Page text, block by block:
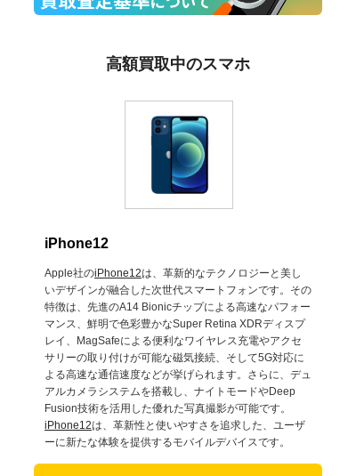
高額買取中のスマホ
iPhone12
Apple社のiPhone12は、革新的なテクノロジーと美し
いデザインが融合した次世代スマートフォンです。その
特徴は、先進のA14 Bionicチップによる高速なパフォー
マンス、鮮明で色彩豊かなSuper Retina XDRディスプ
レイ、MagSafeによる便利なワイヤレス充電やアクセ
サリーの取り付けが可能な磁気接続、そして5G対応に
よる高速な通信速度などが挙げられます。さらに、デュ
アルカメラシステムを搭載し、ナイトモードやDeep
Fusion技術を活用した優れた写真撮影が可能です。
iPhone12は、革新性と使いやすさを追求した、ユーザ
ーに新たな体験を提供するモバイルデバイスです。